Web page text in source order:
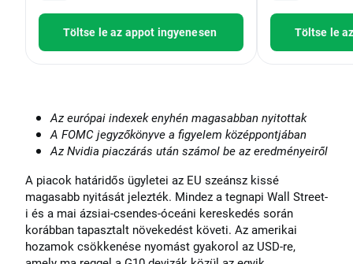
Töltse le az appot ingyenesen Töltse le
Az európai indexek enyhén magasabban nyitottak
A FOMC jegyzőkönyve a figyelem középpontjában
Az Nvidia piaczárás után számol be az eredményeiről
A piacok határidős ügyletei az EU szeánsz kissé
magasabb nyitását jelezték. Mindez a tegnapi Wall Street-
i és a mai ázsiai-csendes-óceáni kereskedés során
korábban tapasztalt növekedést követi. Az amerikai
hozamok csökkenése nyomást gyakorol az USD-re,